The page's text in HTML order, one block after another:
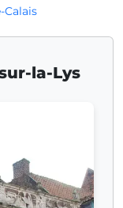
Calais
la-Lys